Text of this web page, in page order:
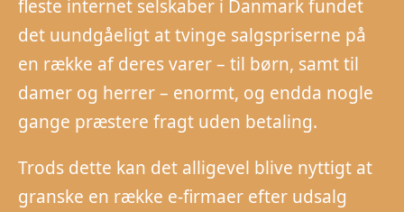
fleste internet selskaber i Danmark fundet
det uundgåeligt at tvinge salgspriserne på
en række af deres varer – til børn, samt til
damer og herrer – enormt, og endda nogle
gange præstere fragt uden betaling.
Trods dette kan det alligevel blive nyttigt at
granske en række e-firmaer efter udsalg